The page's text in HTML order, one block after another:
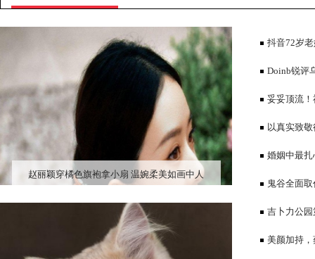
赵丽颖穿橘色旗袍拿小扇 温婉柔美如画中人
抖音72岁
Doinb锐评
冲了我先申
妥妥顶流
爷撰文
以真实致
场青年群像
婚姻中最
鬼谷全面
子相当炸裂
吉卜力公
乡美颜加持